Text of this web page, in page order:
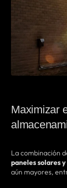
Maximizar
La combinación
paneles solares
aún mayores,